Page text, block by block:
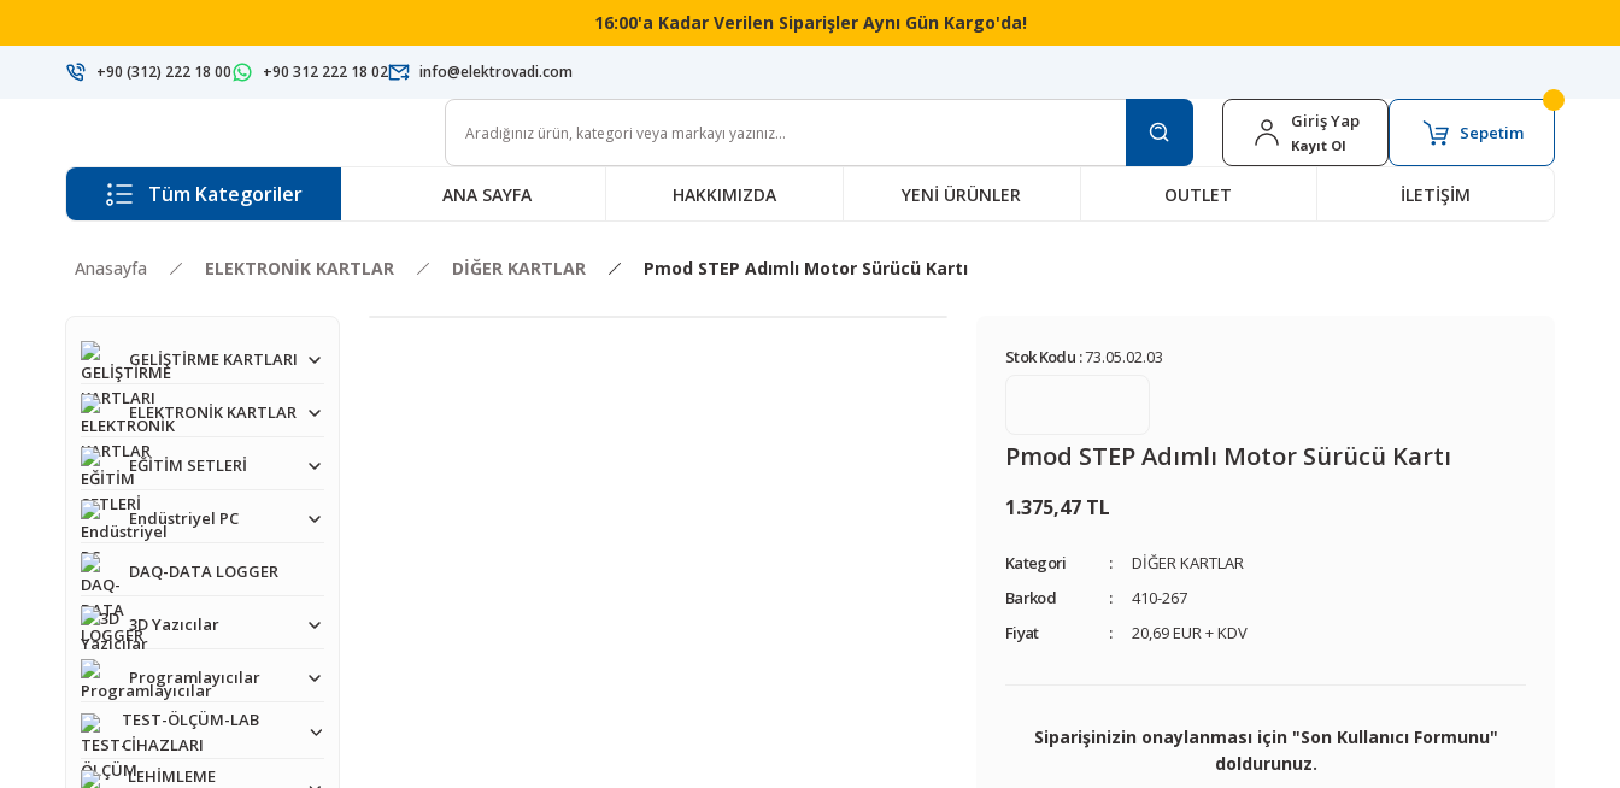
16:00'a Kadar Verilen Siparişler Aynı Gün Kargo'da!
+90 (312) 222 18 00 +90 312 222 18 02 info@elektrovadi.com
Giriş Yap
Kayıt Ol
Sepetim
Tüm Kategoriler ANA SAYFA HAKKIMIZDA YENİ ÜRÜNLER OUTLET İLETİŞİM
Anasayfa ELEKTRONİK KARTLAR DİĞER KARTLAR Pmod STEP Adımlı Motor Sürücü Kartı
GELİŞTİRME KARTLARI
ELEKTRONİK KARTLAR
EĞİTİM SETLERİ
Endüstriyel PC
DAQ-DATA LOGGER
3D Yazıcılar
Programlayıcılar
TEST-ÖLÇÜM-LAB
CİHAZLARI
LEHİMLEME
Stok Kodu :73.05.02.03
Pmod STEP Adımlı Motor Sürücü Kartı
1.375,47 TL
Kategori
DİĞER KARTLAR
Barkod
410-267
Fiyat
20,69 EUR + KDV
Siparişinizin onaylanması için "Son Kullanıcı Formunu"
doldurunuz.